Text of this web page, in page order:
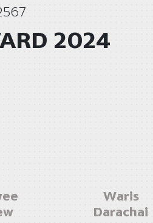
2024
Waris
Darachai